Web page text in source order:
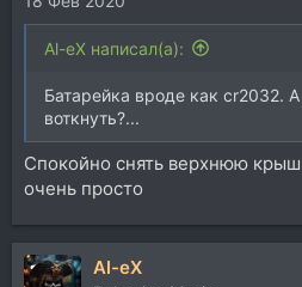
Al-eX написал(а):
Батарейка вроде как cr2032. А
воткнуть?...
Спокойно снять верхнюю
очень просто
Al-eX